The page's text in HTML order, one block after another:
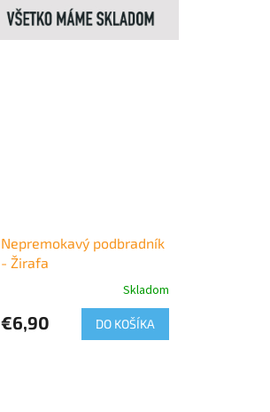
Nepremokavý podbradník
- Žirafa
Skladom
€6,90 DO KOŠÍKA